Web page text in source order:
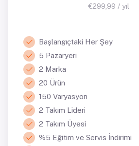
€299,99 / yıl
Başlangıçtaki Her Şey
5 Pazaryeri
2 Marka
20 Ürün
150 Varyasyon
2 Takım Lideri
2 Takım Üyesi
%5 Eğitim ve Servis İndirimi